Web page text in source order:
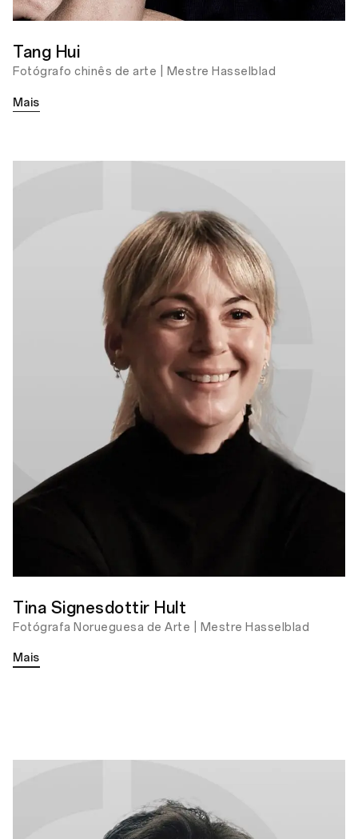
O Sopro dos Incontáveis
Torre de Rrefrigeração com
a Composição da Chuva
Tang Hui
Fotógrafo chinês de arte | Mestre Hasselblad
Mais
Tina Signesdottir Hult
Fotógrafa Norueguesa de Arte | Mestre Hasselblad
Mais